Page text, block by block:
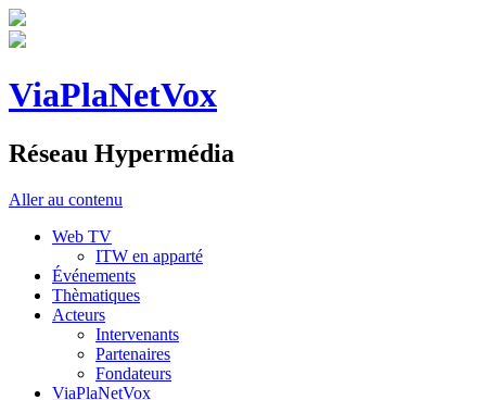
ViaPlaNetVox
Réseau Hypermédia
Aller au contenu
Web TV
ITW en apparté
Événements
Thèmatiques
Acteurs
Intervenants
Partenaires
Fondateurs
ViaPlaNetVox